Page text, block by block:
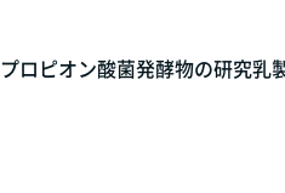
プロピオン酸菌発酵物の研究乳